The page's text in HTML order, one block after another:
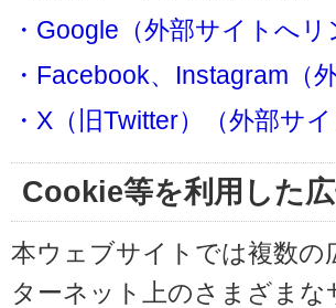
・Google（外部サイトへリ
・Facebook、Instagram（
・X（旧Twitter）（外部サ
Cookie等を利用した
本ウェブサイトでは複数の
ターネット上のさまざま